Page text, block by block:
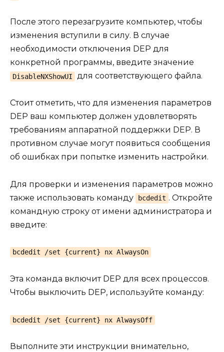
После этого перезагрузите компьютер, чтобы
изменения вступили в силу. В случае
необходимости отключения DEP для
конкретной программы, введите значение
DisableNXShowUI для соответствующего файла.
Стоит отметить, что для изменения параметров
DEP ваш компьютер должен удовлетворять
требованиям аппаратной поддержки DEP. В
противном случае могут появиться сообщения
об ошибках при попытке изменить настройки.
Для проверки и изменения параметров можно
также использовать команду
bcdedit . Откройте
командную строку от имени администратора и
введите:
bcdedit /set {current} nx AlwaysOn
Эта команда включит DEP для всех процессов.
Чтобы выключить DEP, используйте команду:
bcdedit /set {current} nx AlwaysOff
Выполните эти инструкции внимательно,